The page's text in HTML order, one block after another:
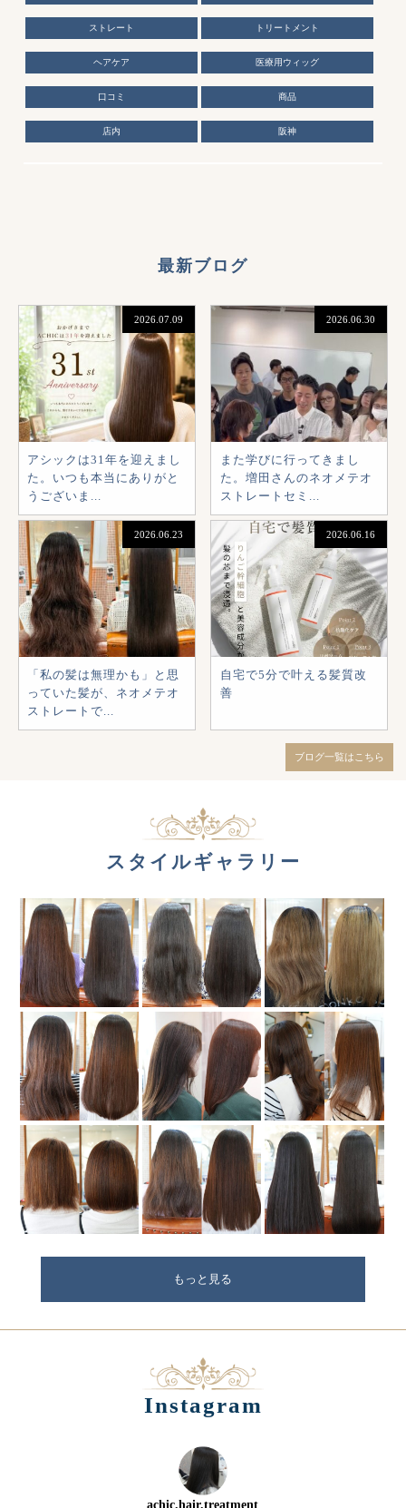
ストレート トリートメント
ヘアケア 医療用ウィッグ
口コミ 商品
店内 阪神
最新ブログ
2026.07.09
アシックは31年を迎えまし
た。いつも本当にありがと
うございま...
2026.06.30
また学びに行ってきまし
た。増田さんのネオメテオ
ストレートセミ...
2026.06.23
「私の髪は無理かも」と思
っていた髪が、ネオメテオ
ストレートで...
2026.06.16
自宅で5分で叶える髪質改
善
ブログ一覧はこちら
スタイルギャラリー
もっと見る
Instagram
achic.hair.treatment